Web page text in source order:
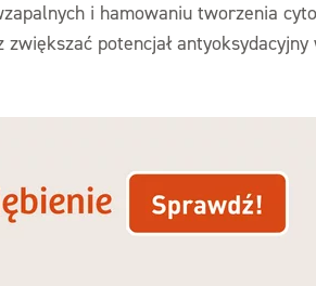
i hamowaniu tworzenia
potencjał antyoksydacyjny